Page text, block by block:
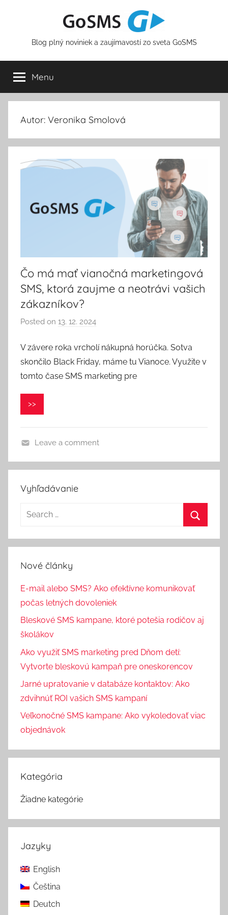
Blog plný noviniek a zaujímavostí zo sveta GoSMS
Menu
Autor: Veronika Smolová
Čo má mať vianočná marketingová
SMS, ktorá zaujme a neotrávi vašich
zákazníkov?
Posted on 13. 12. 2024
V
e
r
a
m
V závere roka vrcholí nákupná horúčka. Sotva
skončilo Black Friday, máme tu Vianoce. Využite v
tomto čase SMS marketing pre
>>
Leave a comment
Vyhľadávanie
Nové články
E-mail alebo SMS? Ako efektívne komunikovať
počas letných dovoleniek
Bleskové SMS kampane, ktoré potešia rodičov aj
školákov
Ako využiť SMS marketing pred Dňom detí:
Vytvorte bleskovú kampaň pre oneskorencov
Jarné upratovanie v databáze kontaktov: Ako
zdvihnúť ROI vašich SMS kampaní
Veľkonočné SMS kampane: Ako vykoledovať viac
objednávok
Kategória
Žiadne kategórie
Jazyky
English
Čeština
Deutch